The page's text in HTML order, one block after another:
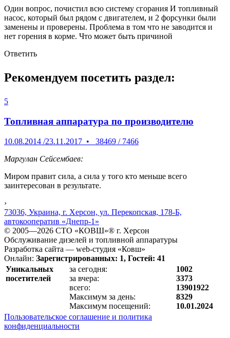
Один вопрос, почистил всю систему сгорания И топливный
насос, который был рядом с двигателем, и 2 форсунки были
заменены и проверены. Проблема в том что не заводится и
нет горения в корме. Что может быть причиной
Ответить
Рекомендуем посетить раздел:
5
Топливная аппаратура по производителю
10.08.2014 /23.11.2017 • 38469 / 7466
Маргулан Сейсембаев:
Миром правит сила, а сила у того кто меньше всего
заинтересован в результате.
›
73036, Украина, г. Херсон, ул. Перекопская, 178-Б,
автокооператив «Днепр-1»
© 2005—2026 СТО «КОВШ»® г. Херсон
Обслуживание дизелей и топливной аппаратуры
Разработка сайта — web-студия «Ковш»
Онлайн: Зарегистрированных: 1, Гостей: 41
Уникальных
посетителей
за сегодня:
за вчера:
всего:
Максимум за день:
Максимум посещений:
1002
3373
13901922
8329
10.01.2024
Пользовательское соглашение и политика
конфиденциальности